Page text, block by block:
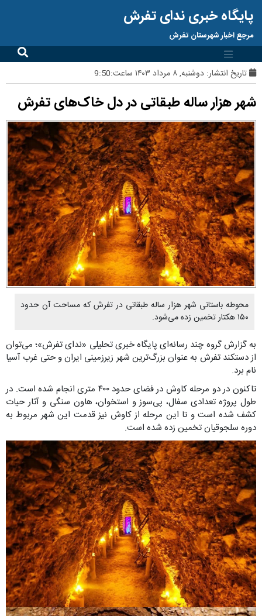
پایگاه خبری ندای تفرش
مرجع اخبار شهرستان تفرش
تاریخ انتشار: دوشنبه, ۸ مرداد ۱۴۰۳ ساعت:9:50
شهر هزار ساله طبقاتی در دل خاک‌های تفرش
محوطه باستانی شهر هزار ساله طبقاتی در تفرش که مساحت آن حدود
۱۵۰ هکتار تخمین زده می‌شود.
به گزارش گروه چند رسانه‌ای پایگاه خبری تحلیلی «ندای تفرش»؛ می‌توان
از دستکند تفرش به عنوان بزرگ‌ترین شهر زیرزمینی ایران و حتی غرب آسیا
نام برد.
تاکنون در دو مرحله کاوش در فضای حدود ۴۰۰ متری انجام شده است. در
طول پروژه تعدادی سفال، پی‌سوز و استخوان، هاون سنگی و آثار حیات
کشف شده است و تا این مرحله از کاوش نیز قدمت این شهر مربوط به
دوره سلجوقیان تخمین زده شده است.